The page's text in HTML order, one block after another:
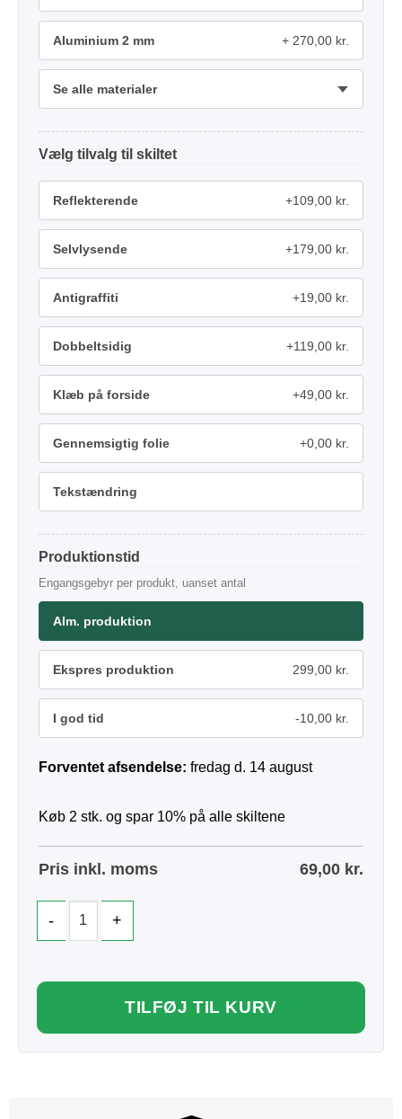
Aluminium 2 mm 270,00 kr.
Se alle materialer
tilvalg
Reflekterende +109,00 kr.
Selvlysende +179,00 kr.
Antigraffiti +19,00 kr.
Dobbeltsidig +119,00 kr.
Klæb på forside +49,00 kr.
Gennemsigtig folie +0,00 kr.
Tekstændring
Produktionstid
Engangsgebyr per produkt, uanset antal
Alm. produktion
Ekspres produktion 299,00 kr.
I god tid -10,00 kr.
Forventet afsendelse: fredag d. 14 august
Køb 2 stk. og spar 10% på alle skiltene
Pris inkl. moms 69,00 kr.
TILFØJ TIL KURV